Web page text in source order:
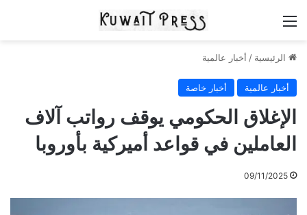
الرئيسية / أخبار عالمية
أخبار عالمية أخبار خاصة
الإغلاق الحكومي يوقف رواتب آلاف
العاملين في قواعد أميركية بأوروبا
09/11/2025